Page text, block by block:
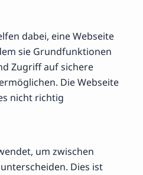
dabei, eine Webseite
sie Grundfunktionen
Zugriff auf sichere
Die Webseite
nicht richtig
um zwischen
Dies ist